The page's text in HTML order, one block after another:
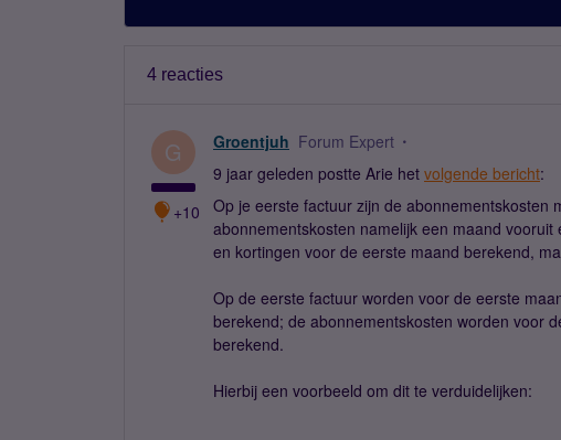
4 reacties
G
+10
Groentjuh Forum Expert
9 jaar geleden postte Arie het volgende bericht:
Op je eerste factuur zijn de abonnementskosten
abonnementskosten namelijk een maand
en kortingen voor de eerste maand berekend,
Op de eerste factuur worden voor de eerste
berekend; de abonnementskosten worden voor
berekend.
Hierbij een voorbeeld om dit te verduidelijken: